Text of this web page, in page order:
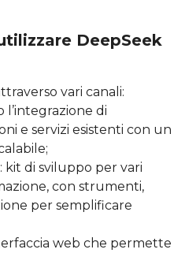
DeepSeek
vari canali:
l’integrazione di
e servizi esistenti con un
: kit di sviluppo per vari
con strumenti,
per semplificare
web che permette